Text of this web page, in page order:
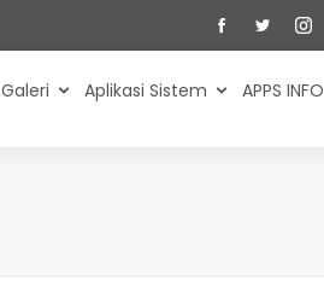
Galeri Aplikasi Sistem APPS INFO